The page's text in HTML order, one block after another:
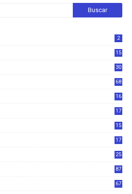
2
15
30
68
16
17
15
17
25
87
67